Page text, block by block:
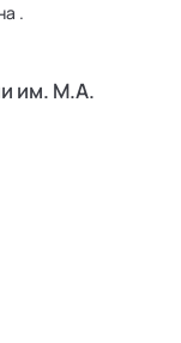
.
им. М.А.